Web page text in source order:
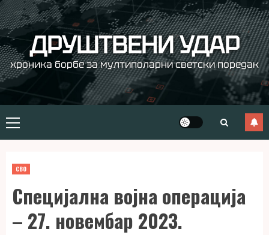
Skip
to
content ДРУШТВЕНИ УДАР
хроника борбе за мултиполарни светски поредак
Primary
Menu
СВО
Специјална војна операција
– 27. новембар 2023.